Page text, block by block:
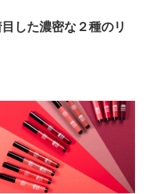
した濃密な２種のリ